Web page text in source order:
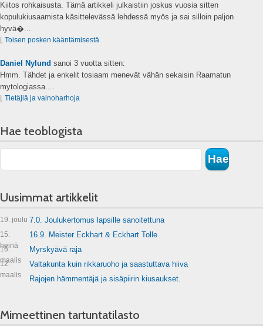
Kiitos rohkaisusta. Tämä artikkeli julkaistiin joskus vuosia sitten
kopulukiusaamista käsittelevässä lehdessä myös ja sai silloin paljon
hyvä�...
Toisen posken kääntämisestä
Daniel Nylund sanoi 3 vuotta sitten:
Hmm. Tähdet ja enkelit tosiaam menevät vähän sekaisin Raamatun
mytologiassa....
Tietäjiä ja vainoharhoja
Hae teoblogista
Uusimmat artikkelit
19. joulu 7.0. Joulukertomus lapsille sanoitettuna
15.
heinä
16.9. Meister Eckhart & Eckhart Tolle
16.
maalis
Myrskyävä raja
12.
maalis
Valtakunta kuin rikkaruoho ja saastuttava hiiva
Rajojen hämmentäjä ja sisäpiirin kiusaukset.
Mimeettinen tartuntatilasto